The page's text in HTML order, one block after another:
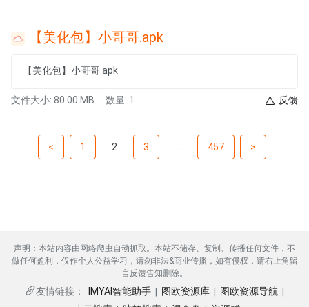
【美化包】小哥哥.apk
【美化包】小哥哥.apk
文件大小: 80.00 MB 数量: 1 反馈
< 1 2 3 457 >
声明：本站内容由网络爬虫自动抓取。本站不储存、复制、传播任何文件，不
做任何盈利，仅作个人公益学习，请勿非法&商业传播，如有侵权，请右上角留
言反馈告知删除。
友情链接： IMYAI智能助手 | 图欧资源库 | 图欧资源导航 |